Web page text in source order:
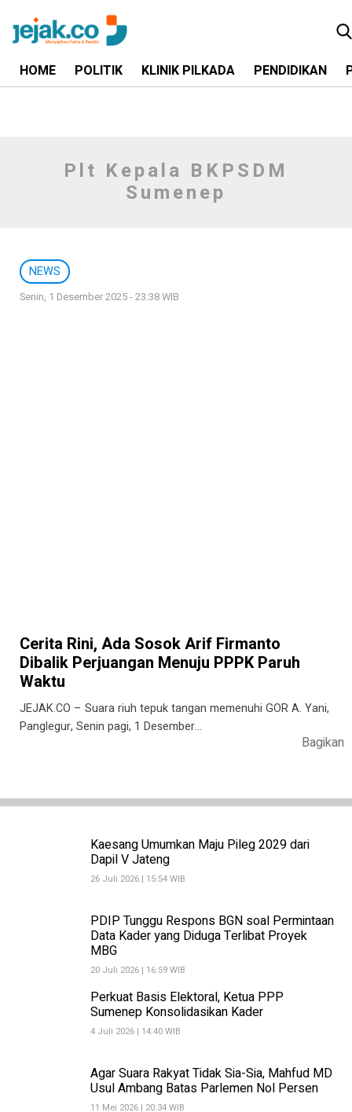
HOME POLITIK KLINIK PILKADA PENDIDIKAN
Kaesang Umumkan Maju Pileg 2029 dari
Dapil V Jateng
26 Juli 2026 | 15:54 WIB
PDIP Tunggu Respons BGN soal Permintaan
Data Kader yang Diduga Terlibat Proyek
MBG
20 Juli 2026 | 16:59 WIB
Perkuat Basis Elektoral, Ketua PPP
Sumenep Konsolidasikan Kader
4 Juli 2026 | 14:40 WIB
Agar Suara Rakyat Tidak Sia-Sia, Mahfud MD
Usul Ambang Batas Parlemen Nol Persen
11 Mei 2026 | 20:34 WIB
Plt Kepala BKPSDM
Sumenep
NEWS
Senin, 1 Desember 2025 - 23:38 WIB
Cerita Rini, Ada Sosok Arif Firmanto
Dibalik Perjuangan Menuju PPPK Paruh
Waktu
JEJAK.CO – Suara riuh tepuk tangan memenuhi GOR A. Yani,
Panglegur, Senin pagi, 1 Desember…
Bagikan